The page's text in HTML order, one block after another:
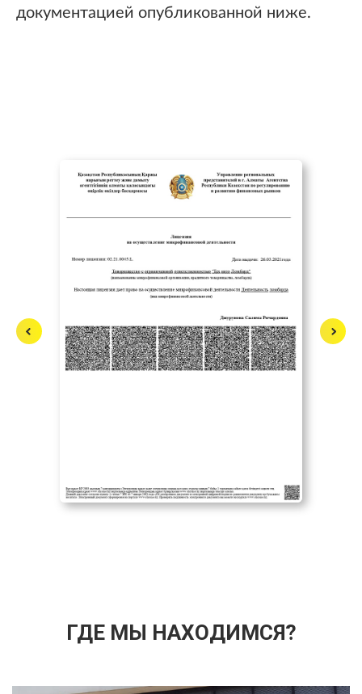
документацией опубликованной ниже.
ГДЕ МЫ НАХОДИМСЯ?